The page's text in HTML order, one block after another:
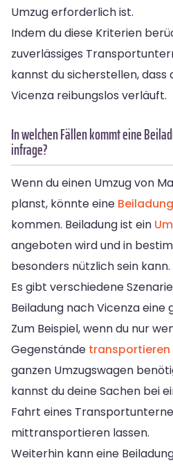
Umzug erforderlich ist.
Indem du diese Kriterien
zuverlässiges
kannst du sicherstellen, dass
Vicenza reibungslos verläuft.
In welchen Fällen kommt eine
infrage?
Wenn du einen Umzug von
planst, könnte eine Beiladung
kommen. Beiladung ist ein
angeboten wird und in
besonders nützlich sein kann.
Es gibt verschiedene
Beiladung nach Vicenza eine
Zum Beispiel, wenn du nur
Gegenstände transportieren
ganzen Umzugswagen
kannst du deine Sachen bei
Fahrt eines
mittransportieren lassen.
Weiterhin kann eine